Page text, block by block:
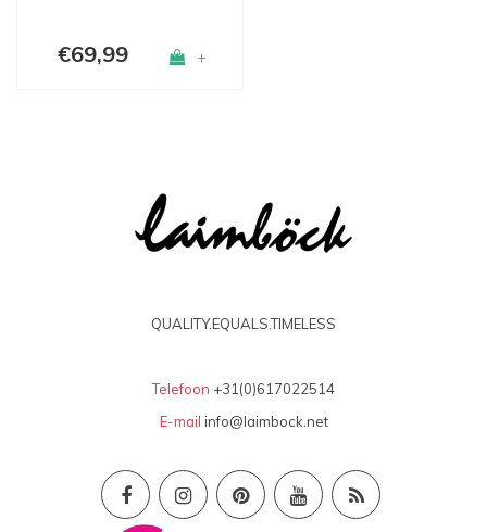
€69,99 +
QUALITY.EQUALS.TIMELESS
Telefoon +31(0)617022514
E-mail info@laimbock.net